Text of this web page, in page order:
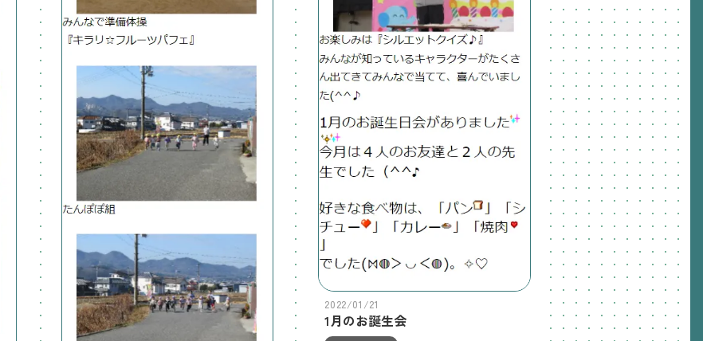
2022/01/21
1月のお誕生会